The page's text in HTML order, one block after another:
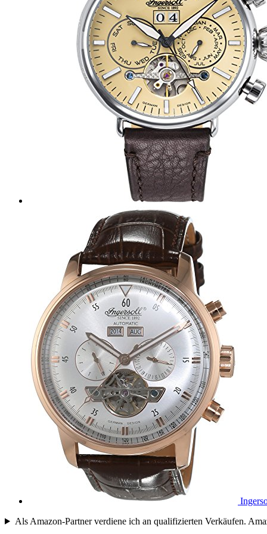
Als Amazon-Partner verdiene ich an qualifizierten Verkäufen.